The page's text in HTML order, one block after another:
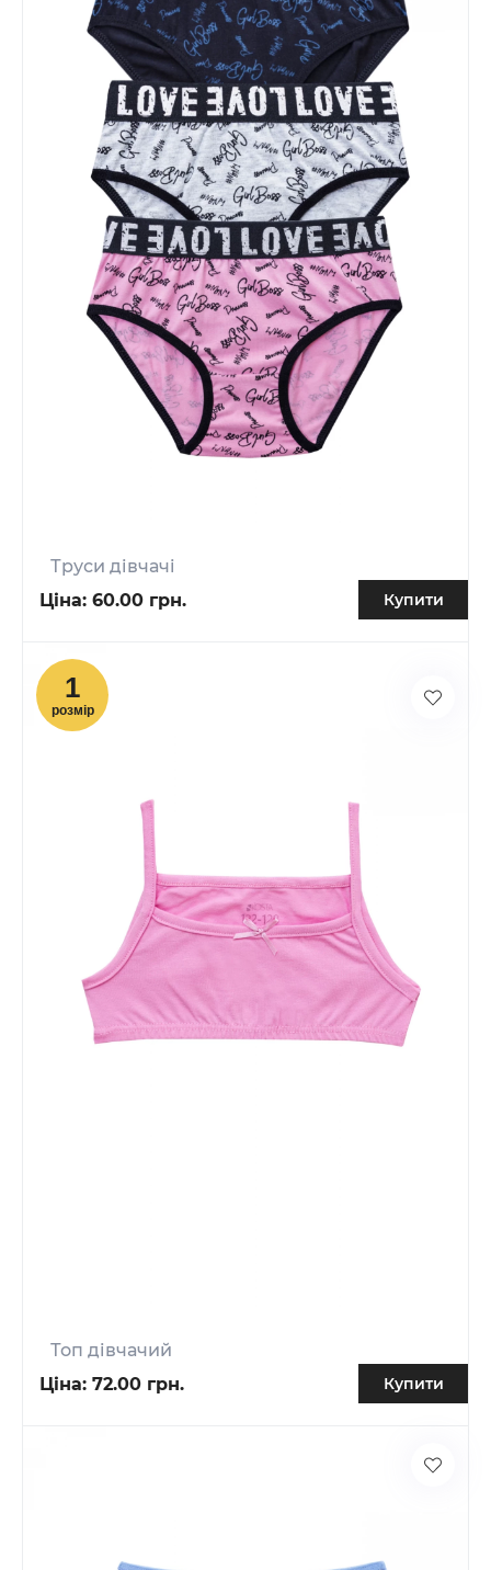
Труси дівчачі
Ціна: 60.00 грн. Купити
Топ дівчачий
Ціна: 72.00 грн. Купити